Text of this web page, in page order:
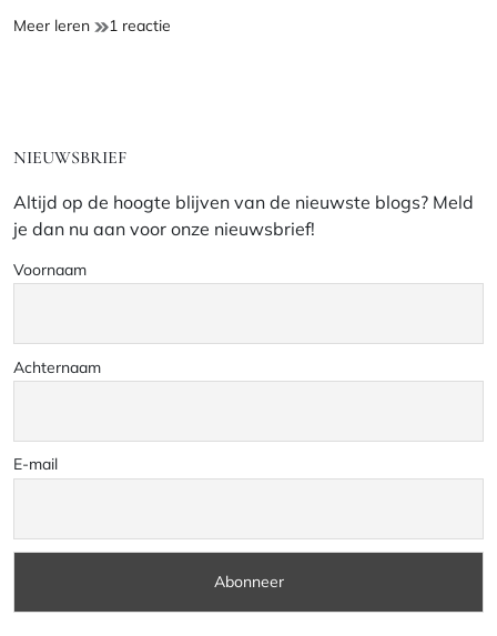
Meer leren Muziekdoosje
1 reactie
NIEUWSBRIEF
Altijd op de hoogte blijven van de nieuwste blogs? Meld
je dan nu aan voor onze nieuwsbrief!
Voornaam
Achternaam
E-mail